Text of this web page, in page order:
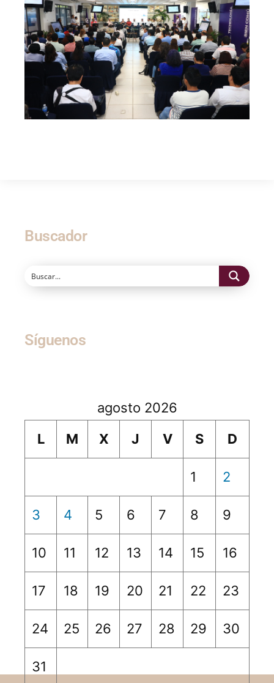
Buscador
Síguenos
agosto 2026
L
M X J V S D
1 2
3 4 5 6 7 8 9
10 11 12 13 14 15 16
17 18 19 20 21 22 23
24 25 26 27 28 29 30
31